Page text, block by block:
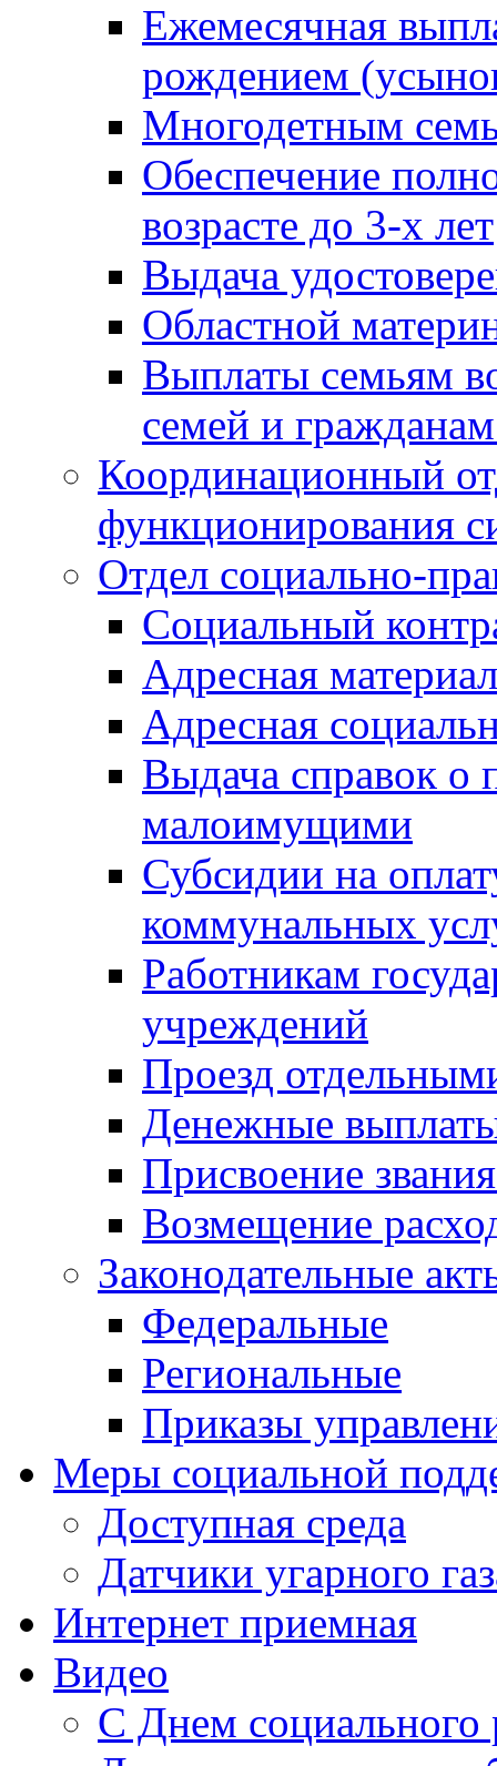
Ежемесячная
рождением
Многодетным
Обеспечение
возрасте до 3-х лет
Выдача
Областной
Выплаты семьям
семей и
Координационный
функционирования
Отдел социально-
Социальный
Адресная
Адресная
Выдача справок о
малоимущими
Субсидии на
коммунальных
Работникам
учреждений
Проезд
Денежные
Присвоение
Возмещение
Законодательные
Федеральные
Региональные
Приказы
Меры социальной
Доступная среда
Датчики угарного
Интернет приемная
Видео
С Днем социального